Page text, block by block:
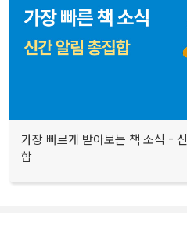
가장 빠르게 받아보는 책 소식 -
합